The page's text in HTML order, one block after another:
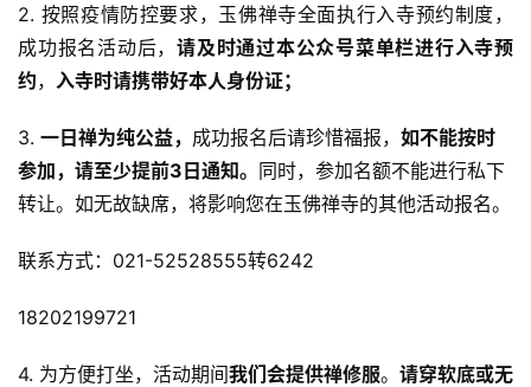
政
策
法
免
责
明
2. 按照疫情防控要求，玉佛禅寺全面执行入寺预约制度，
成功报名活动后， 请及时通过本公众号菜单栏进行入寺预
约， 入寺时请携带好本人身份证；
3. 一日禅为纯公益， 成功报名后请珍惜福报， 如不能按时
参加，请至少提前3日通知。 同时，参加名额不能进行私下
转让。如无故缺席，将影响您在玉佛禅寺的其他活动报名。
联系方式：021-52528555转6242
18202199721
4. 为方便打坐，活动期间我们会提供禅修服。 请穿软底或无